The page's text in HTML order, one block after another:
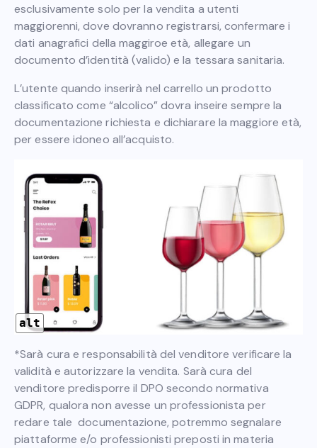
esclusivamente solo per la vendita a utenti
maggiorenni, dove dovranno registrarsi, confermare i
dati anagrafici della maggiroe età, allegare un
documento d’identità (valido) e la tessara sanitaria.
L’utente quando inserirà nel carrello un prodotto
classificato come “alcolico” dovra inseire sempre la
documentazione richiesta e dichiarare la maggiore età,
per essere idoneo all’acquisto.
alt
*Sarà cura e responsabilità del venditore verificare la
validità e autorizzare la vendita. Sarà cura del
venditore predisporre il DPO secondo normativa
GDPR, qualora non avesse un professionista per
redare tale documentazione, potremmo segnalare
piattaforme e/o professionisti preposti in materia